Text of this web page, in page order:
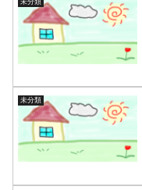
未分類
未分類